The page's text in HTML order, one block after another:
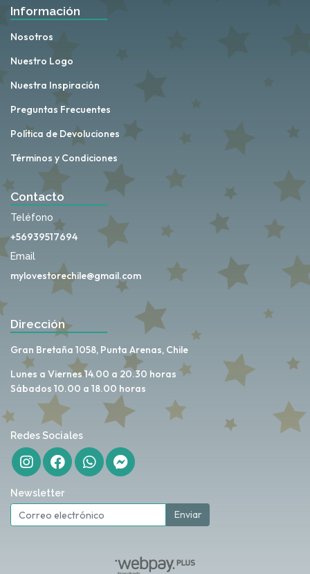
Información
Nosotros
Nuestro Logo
Nuestra Inspiración
Preguntas Frecuentes
Política de Devoluciones
Términos y Condiciones
Contacto
Teléfono
+56939517694
Email
mylovestorechile@gmail.com
Dirección
Gran Bretaña 1058, Punta Arenas, Chile
Lunes a Viernes 14.00 a 20.30 horas
Sábados 10.00 a 18.00 horas
Redes Sociales
Newsletter
Enviar